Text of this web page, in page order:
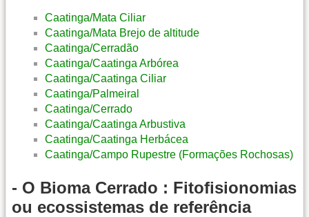
Caatinga/Mata Ciliar
Caatinga/Mata Brejo de altitude
Caatinga/Cerradão
Caatinga/Caatinga Arbórea
Caatinga/Caatinga Ciliar
Caatinga/Palmeiral
Caatinga/Cerrado
Caatinga/Caatinga Arbustiva
Caatinga/Caatinga Herbácea
Caatinga/Campo Rupestre (Formações Rochosas)
- O Bioma Cerrado : Fitofisionomias
ou ecossistemas de referência